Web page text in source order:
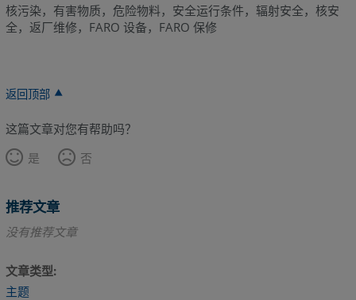
核污染，有害物质，危险物料，安全运行条件，辐射安全，核安
全，返厂维修，FARO 设备，FARO 保修
返回顶部
这篇文章对您有帮助吗？
是
否
推荐文章
没有推荐文章
文章类型
主题